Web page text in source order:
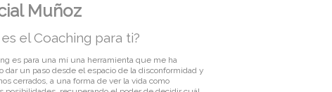
Muñoz
es el Coaching para ti?
es para una mí una herramienta que me ha
dar un paso desde el espacio de la disconformidad y
cerrados, a una forma de ver la vida como